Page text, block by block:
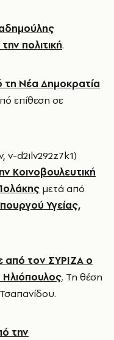
πολιτική.
τη Νέα Δημοκρατία
επίθεση σε
v-d2ilv292z7k1)
Κοινοβουλευτική
μετά από
Υγείας,
από τον ΣΥΡΙΖΑ ο
. Τη θέση
την